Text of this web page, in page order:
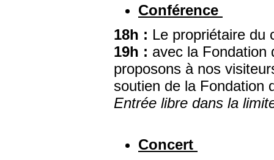
Conférence
18h : Le propriétaire du
19h : avec la Fondation
proposons à nos
soutien de la Fondation
Entrée libre dans la
Concert